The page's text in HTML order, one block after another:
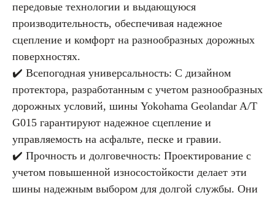
передовые технологии и выдающуюся
производительность, обеспечивая надежное
сцепление и комфорт на разнообразных дорожных
поверхностях.
✔️ Всепогодная универсальность: С дизайном
протектора, разработанным с учетом разнообразных
дорожных условий, шины Yokohama Geolandar A/T
G015 гарантируют надежное сцепление и
управляемость на асфальте, песке и гравии.
✔️ Прочность и долговечность: Проектирование с
учетом повышенной износостойкости делает эти
шины надежным выбором для долгой службы. Они